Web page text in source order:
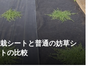
シートと普通の妨草シ
の比較